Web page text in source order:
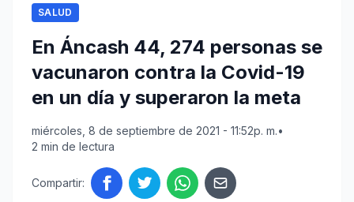
SALUD
En Áncash 44, 274 personas se
vacunaron contra la Covid-19
en un día y superaron la meta
miércoles, 8 de septiembre de 2021 - 11:52p. m.•
2 min de lectura
Compartir: